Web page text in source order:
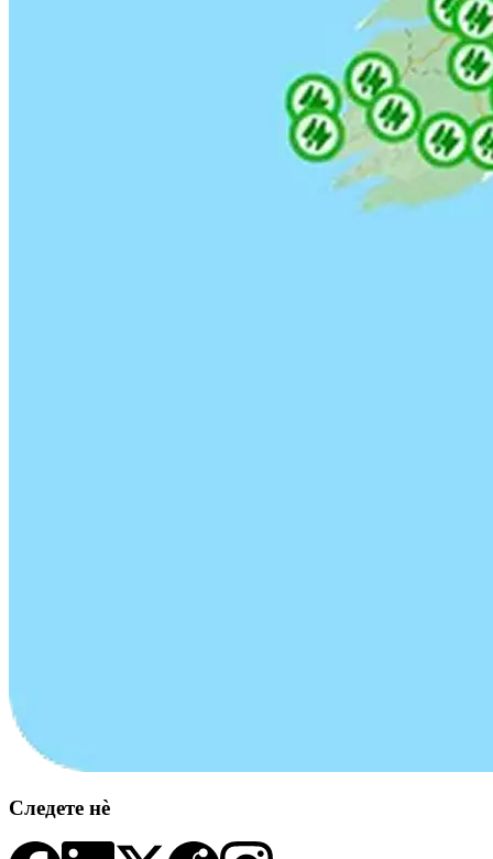
Следете нè